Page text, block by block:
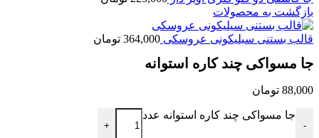
بازگشت به محصولات
قالب بستنی سیلیکونی عروسکی 364,000 تومان
جا مسواکی چند کاره استوانه
88,000 تومان
-
جا مسواکی چند کاره استوانه عدد
+